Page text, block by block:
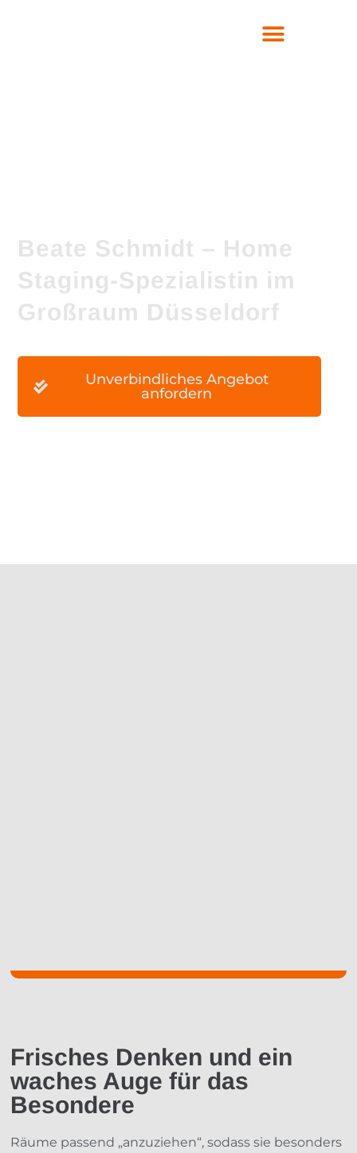
Beate Schmidt – Home
Staging-Spezialistin im
Großraum Düsseldorf
Unverbindliches Angebot
anfordern
Frisches Denken und ein
waches Auge für das
Besondere
Räume passend „anzuziehen“, sodass sie besonders